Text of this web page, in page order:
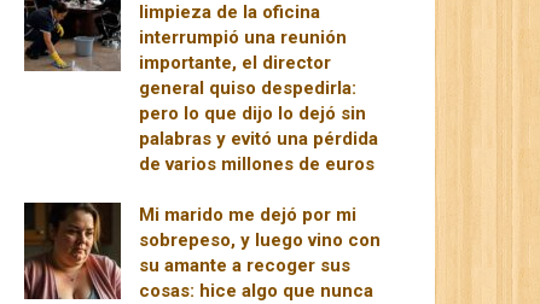
limpieza de la oficina
interrumpió una reunión
importante, el director
general quiso despedirla:
pero lo que dijo lo dejó sin
palabras y evitó una pérdida
de varios millones de euros
Mi marido me dejó por mi
sobrepeso, y luego vino con
su amante a recoger sus
cosas: hice algo que nunca